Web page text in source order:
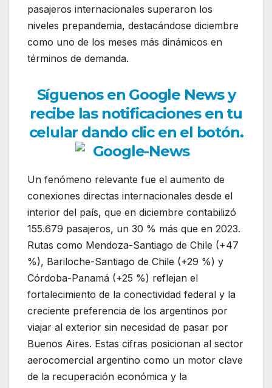
pasajeros internacionales superaron los
niveles prepandemia, destacándose diciembre
como uno de los meses más dinámicos en
términos de demanda.
Síguenos en Google News y
recibe las notificaciones en tu
celular dando clic en el botón.
Un fenómeno relevante fue el aumento de
conexiones directas internacionales desde el
interior del país, que en diciembre contabilizó
155.679 pasajeros, un 30 % más que en 2023.
Rutas como Mendoza-Santiago de Chile (+47
%), Bariloche-Santiago de Chile (+29 %) y
Córdoba-Panamá (+25 %) reflejan el
fortalecimiento de la conectividad federal y la
creciente preferencia de los argentinos por
viajar al exterior sin necesidad de pasar por
Buenos Aires. Estas cifras posicionan al sector
aerocomercial argentino como un motor clave
de la recuperación económica y la